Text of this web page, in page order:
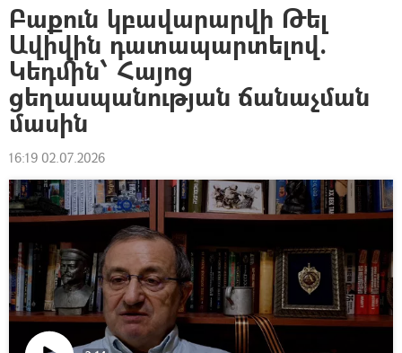
Բաքուն կբավարարվի Թել
Ավիվին դատապարտելով.
Կեդմին՝ Հայոց
ցեղասպանության ճանաչման
մասին
16:19 02.07.2026